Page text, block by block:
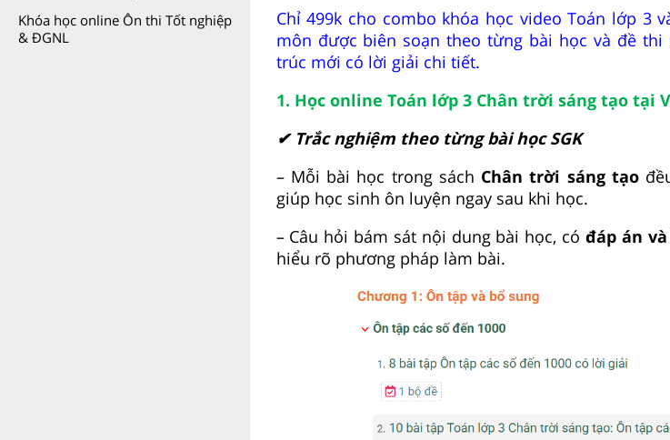
Khóa học online Ôn thi Tốt nghiệp
& ĐGNL
Chỉ 499k cho combo khóa học video Toán lớp 3
môn được biên soạn theo từng bài học và đề
trúc mới có lời giải chi tiết.
1. Học online Toán lớp 3 Chân trời sáng tạo tại
✔ Trắc nghiệm theo từng bài học SGK
– Mỗi bài học trong sách Chân trời sáng tạo
giúp học sinh ôn luyện ngay sau khi học.
– Câu hỏi bám sát nội dung bài học, có đáp án
hiểu rõ phương pháp làm bài.